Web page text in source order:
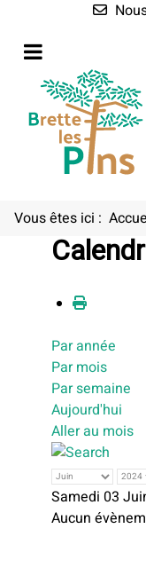
Vous êtes ici :
Par année
Par mois
Par semaine
Aujourd'hui
Aller au mois
Samedi 03
Aucun